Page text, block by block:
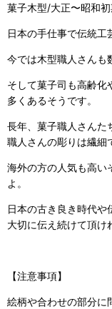
菓子木型/大正〜昭和初
日本の手仕事で伝統工
今では木型職人さんも
そして菓子司も高齢化
多くあるそうです。
長年、菓子職人さんた
職人さんの彫りは繊細
海外の方の人気も高い
よ。
日本の古き良き時代や
大切に伝え続けて頂け
【注意事項】
絵柄や合わせの部分に